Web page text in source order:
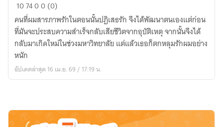
เคย
สารภาพ
รัก
ตอน
นั้น
กลับ
ตกหลุม
107400 (0)
คนที่ผมสารภาพรักในตอนนั้นปฏิเสธรัก จึงได้พัฒนาตนเองแต่ก่อน
ที่มันจะประสบความสำเร็จกลับเสียชีวิตจากอุบัติเหตุ จากนั้นจึงได้
กลับมาเกิดใหม่ในช่วงมหาวิทยาลัย แต่แล้วเธอก็ตกหลุมรักผมอย่าง
หนัก
อัปเดตล่าสุด 16 เม.ย. 69 / 17:19 น.